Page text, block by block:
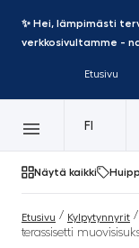
✨ Hei, lämpimästi
verkkosivultamme -
Etusivu
FI
Näytä kaikki
Etusivu / Kylpytynnyrit /
terassisetti